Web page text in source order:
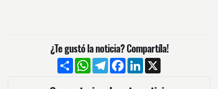
¿Te gustó la noticia? Compartíla!
CompartirWhatsApp
TelegramFacebook
LinkedIn